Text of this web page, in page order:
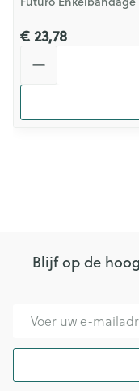
€ 23,78
Blijf op de